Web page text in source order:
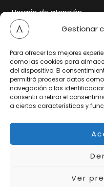
Gestionar
Para ofrecer las mejores
como las cookies para
del dispositivo. El
permitirá procesar datos
navegación o las
consentir o retirar el
a ciertas características y
Ver
Horario de atención
Lunes a jueves
10:00 – 14:00 · 16:00 – 20:00
Viernes
10:00 – 14:00
RESERVAR CITA
N.R.S.: